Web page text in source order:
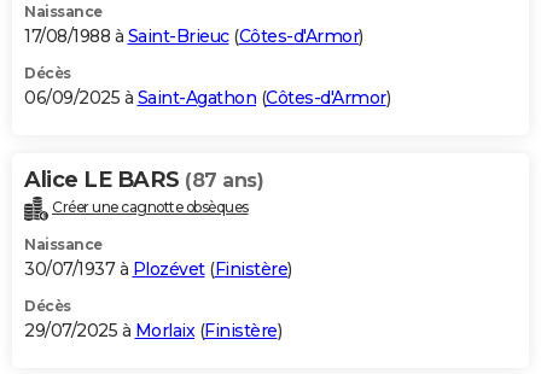
Naissance
17/08/1988 à Saint-Brieuc(Côtes-d'Armor)
Décès
06/09/2025 à Saint-Agathon (Côtes-d'Armor)
Alice LE BARS (87 ans)
Créer une cagnotte obsèques
Naissance
30/07/1937 à Plozévet(Finistère)
Décès
29/07/2025 à Morlaix(Finistère)